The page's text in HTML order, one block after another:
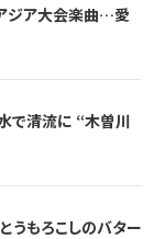
アジア大会楽曲…愛
で清流に “木曽川
うもろこしのバター